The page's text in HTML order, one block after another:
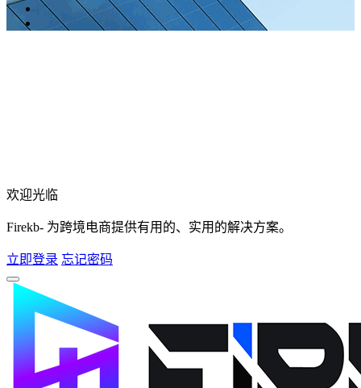
欢迎光临
Firekb- 为跨境电商提供有用的、实用的解决方案。
立即登录 忘记密码